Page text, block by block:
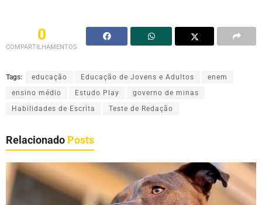
0
COMPARTILHAMENTOS
Tags: educação Educação de Jovens e Adultos
enem
ensino médio
Estudo Play
governo de minas
Habilidades de Escrita
Teste de Redação
Relacionado Posts